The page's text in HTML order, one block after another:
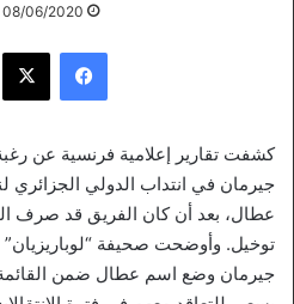
08/06/2020
فيسبوك ‫X
كشفت تقارير إعلامية فرنسية عن
جيرمان في انتداب الدولي
عطال، بعد أن كان الفريق قد صرف
توخيل. وأوضحت صحيفة
جيرمان وضع اسم عطال ضمن القائمة